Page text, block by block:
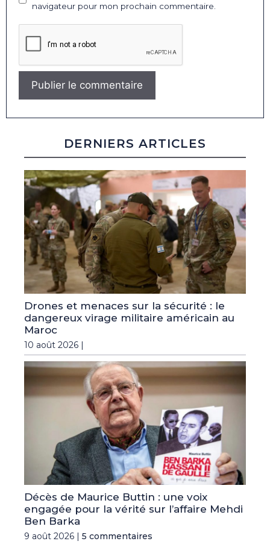
navigateur pour mon prochain commentaire.
DERNIERS ARTICLES
Drones et menaces sur la sécurité : le
dangereux virage militaire américain au
Maroc
10 août 2026 |
Décès de Maurice Buttin : une voix
engagée pour la vérité sur l’affaire Mehdi
Ben Barka
9 août 2026 | 5 commentaires